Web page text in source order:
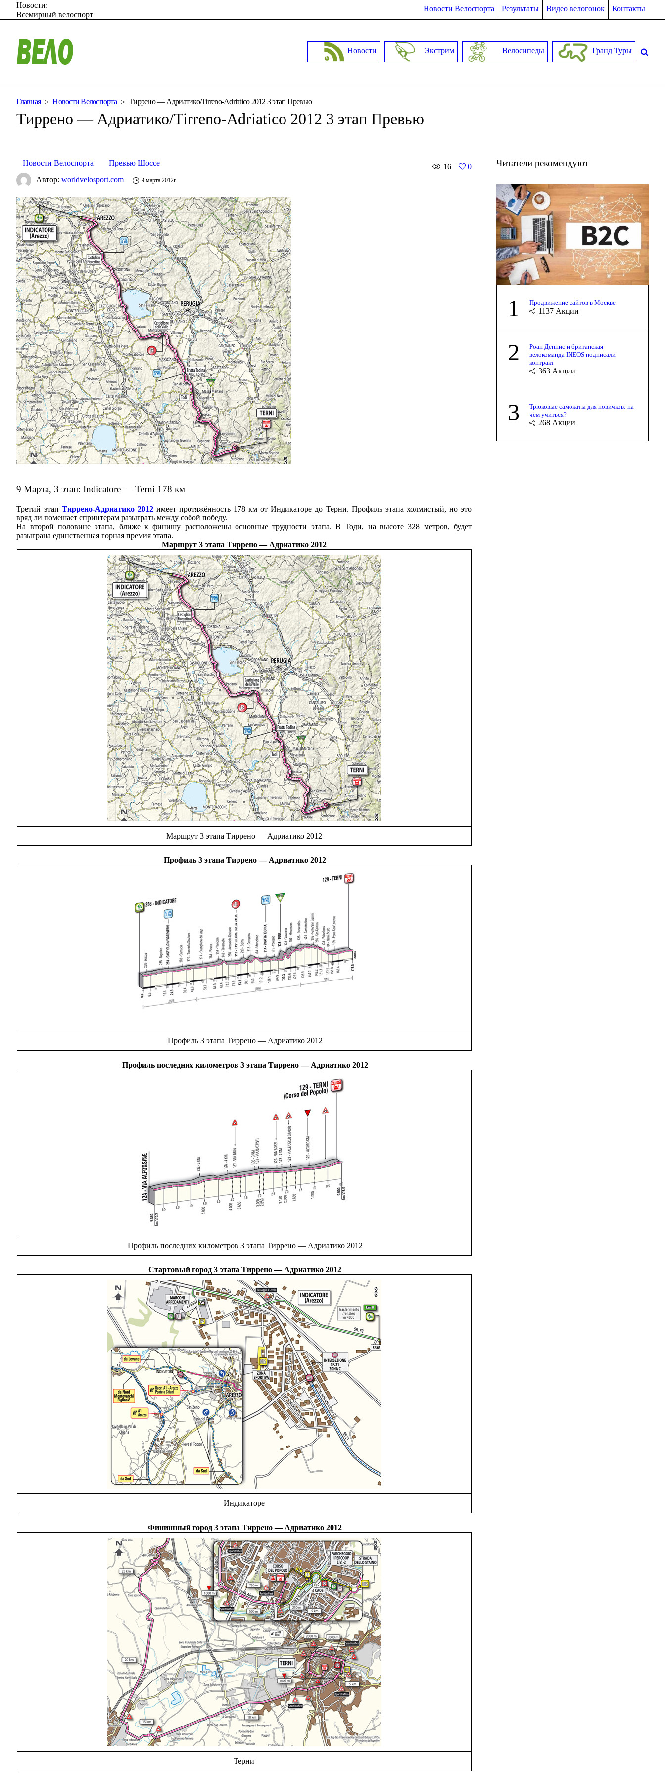
Новости Велоспорта Результаты Видео велогонок Контакты
Новости:
Всемирный велоспорт
Новости Экстрим Велосипеды Гранд Туры
Главная Новости Велоспорта Тиррено — Адриатико/Tirreno-Adriatico 2012 3 этап Превью
Тиррено — Адриатико/Tirreno-Adriatico 2012 3 этап Превью
Новости Велоспорта Превью Шоссе 16
0
Автор:worldvelosport.com 9 марта 2012г.
9 Марта, 3 этап: Indicatore — Terni 178 км
Третий этап Тиррено-Адриатико 2012имеет протяжённость 178 км от Индикаторе до Терни. Профиль этапа холмистый, но это
вряд ли помешает спринтерам разыграть между собой победу.
На второй половине этапа, ближе к финишу расположены основные трудности этапа. В Тоди, на высоте 328 метров, будет
разыграна единственная горная премия этапа.
Маршрут 3 этапа Тиррено — Адриатико 2012
Маршрут 3 этапа Тиррено — Адриатико 2012
Профиль 3 этапа Тиррено — Адриатико 2012
Профиль 3 этапа Тиррено — Адриатико 2012
Профиль последних километров 3 этапа Тиррено — Адриатико 2012
Профиль последних километров 3 этапа Тиррено — Адриатико 2012
Стартовый город 3 этапа Тиррено — Адриатико 2012
Индикаторе
Финишный город 3 этапа Тиррено — Адриатико 2012
Терни
Читатели рекомендуют
1 Продвижение сайтов в Москве
1137 Акции
2
Роан Деннис и британская
велокоманда INEOS подписали
контракт
363 Акции
3
Трюковые самокаты для новичков: на
чём учиться?
268 Акции